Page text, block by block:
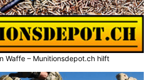
Waffe – Munitionsdepot.ch hilft